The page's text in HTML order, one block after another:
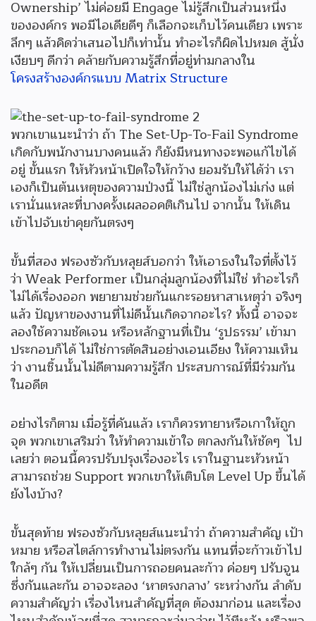
Ownership’ ไม่ค่อยมี Engage ไม่รู้สึกเป็นส่วนหนึ่ง
ขององค์กร พอมีไอเดียดีๆ ก็เลือกจะเก็บไว้คนเดียว เพราะ
ลึกๆ แล้วคิดว่าเสนอไปก็เท่านั้น ทำอะไรก็ผิดไปหมด สู้นั่ง
เงียบๆ ดีกว่า คล้ายกับความรู้สึกที่อยู่ท่ามกลางใน
โครงสร้างองค์กรแบบ Matrix Structure
พวกเขาแนะนำว่า ถ้า The Set-Up-To-Fail Syndrome
เกิดกับพนักงานบางคนแล้ว ก็ยังมีหนทางจะพอแก้ไขได้
อยู่ ขั้นแรก ให้หัวหน้าเปิดใจให้กว้าง ยอมรับให้ได้ว่า เรา
เองก็เป็นต้นเหตุของความป่วงนี้ ไม่ใช่ลูกน้องไม่เก่ง แต่
เรานั่นแหละที่บางครั้งเผลออคติเกินไป จากนั้น ให้เดิน
เข้าไปจับเข่าคุยกันตรงๆ
ขั้นที่สอง ฟรองซัวกับหลุยส์บอกว่า ให้เอาธงในใจที่ตั้งไว้
ว่า Weak Performer เป็นกลุ่มลูกน้องที่ไม่ใช่ ทำอะไรก็
ไม่ได้เรื่องออก พยายามช่วยกันแกะรอยหาสาเหตุว่า จริงๆ
แล้ว ปัญหาของงานที่ไม่ดีนั้นเกิดจากอะไร? ทั้งนี้ อาจจะ
ลองใช้ความชัดเจน หรือหลักฐานที่เป็น ‘รูปธรรม’ เข้ามา
ประกอบก็ได้ ไม่ใช่การตัดสินอย่างเอนเอียง ให้ความเห็น
ว่า งานชิ้นนั้นไม่ดีตามความรู้สึก ประสบการณ์ที่มีร่วมกัน
ในอดีต
อย่างไรก็ตาม เมื่อรู้ที่คันแล้ว เราก็ควรทายาหรือเกาให้ถูก
จุด พวกเขาเสริมว่า ให้ทำความเข้าใจ ตกลงกันให้ชัดๆ ไป
เลยว่า ตอนนี้ควรปรับปรุงเรื่องอะไร เราในฐานะหัวหน้า
สามารถช่วย Support พวกเขาให้เติบโต Level Up ขึ้นได้
ยังไงบ้าง?
ขั้นสุดท้าย ฟรองซัวกับหลุยส์แนะนำว่า ถ้าความสำคัญ เป้า
หมาย หรือสไตล์การทำงานไม่ตรงกัน แทนที่จะก้าวเข้าไป
ใกล้ๆ กัน ให้เปลี่ยนเป็นการถอยคนละก้าว ค่อยๆ ปรับจูน
ซึ่งกันและกัน อาจจะลอง ‘หาตรงกลาง’ ระหว่างกัน ลำดับ
ความสำคัญว่า เรื่องไหนสำคัญที่สุด ต้องมาก่อน และเรื่อง